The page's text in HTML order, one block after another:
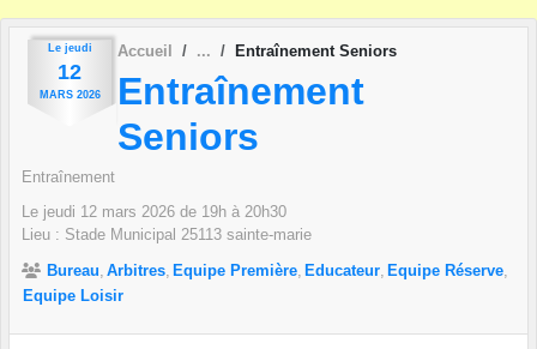
Le jeudi
12
MARS 2026
Accueil Entraînement Seniors
Entraînement
Seniors
Entraînement
Le jeudi 12 mars 2026 de 19h à 20h30
Lieu : Stade Municipal 25113 sainte-marie
Bureau Arbitres Equipe Première Educateur Equipe Réserve
Equipe Loisir